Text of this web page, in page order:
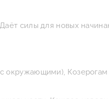
силы для новых
окружающими), Козерогам